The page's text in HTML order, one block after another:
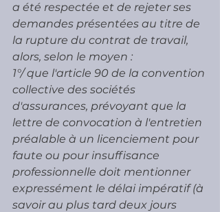
a été respectée et de rejeter ses
demandes présentées au titre de
la rupture du contrat de travail,
alors, selon le moyen :
1°/ que l'article 90 de la convention
collective des sociétés
d'assurances, prévoyant que la
lettre de convocation à l'entretien
préalable à un licenciement pour
faute ou pour insuffisance
professionnelle doit mentionner
expressément le délai impératif (à
savoir au plus tard deux jours